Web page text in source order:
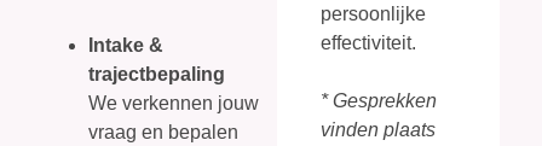
Intake &
trajectbepaling
We verkennen jouw
vraag en bepalen
persoonlijke
effectiviteit.
* Gesprekken
vinden plaats